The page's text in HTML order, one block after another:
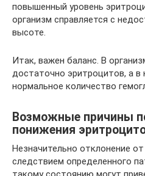
повышенный уровень
организм справляется с
высоте.
Итак, важен баланс. В
достаточно эритроцитов, а в
нормальное количество
Возможные причины
понижения
Незначительно отклонение
следствием определенного